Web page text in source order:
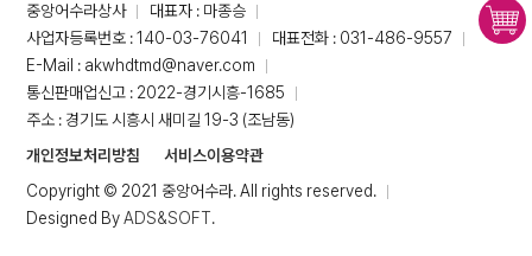
중앙어수라상사
대표자 : 마종승
사업자등록번호 : 140-03-76041
대표전화 : 031-486-9557
E-Mail : akwhdtmd@naver.com
통신판매업신고 : 2022-경기시흥-1685
주소 : 경기도 시흥시 새미길 19-3 (조남동)
개인정보처리방침
서비스이용약관
Copyright © 2021 중앙어수라. All rights reserved.
Designed ByADS&SOFT.